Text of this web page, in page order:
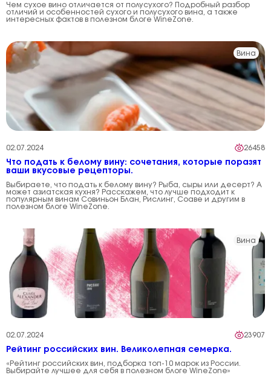
Чем сухое вино отличается от полусухого? Подробный разбор
отличий и особенностей сухого и полусухого вина, а также
интересных фактов в полезном блоге WineZone.
Вина
02.07.2024 26458
Что подать к белому вину: сочетания, которые поразят
ваши вкусовые рецепторы.
Выбираете, что подать к белому вину? Рыба, сыры или десерт? А
может азиатская кухня? Расскажем, что лучше подходит к
популярным винам Совиньон Блан, Рислинг, Соаве и другим в
полезном блоге WineZone.
Вина
02.07.2024 23907
Рейтинг российских вин. Великолепная семерка.
«Рейтинг российских вин, подборка топ-10 марок из России.
Выбирайте лучшее для себя в полезном блоге WineZone»